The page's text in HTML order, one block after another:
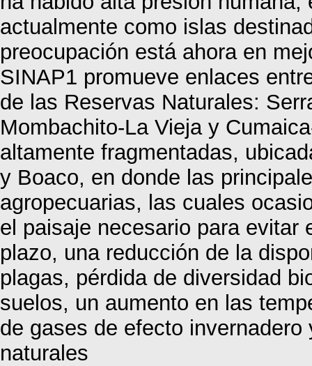
actualmente como islas
preocupación está ahora en
SINAP1 promueve enlaces
de las Reservas Naturales:
Mombachito-La Vieja y
altamente fragmentadas,
y Boaco, en donde las
agropecuarias, las cuales
el paisaje necesario para evitar
plazo, una reducción de la
plagas, pérdida de diversidad
suelos, un aumento en las
de gases de efecto
naturales